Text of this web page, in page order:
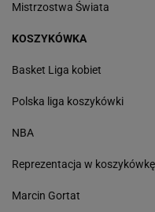
Mistrzostwa Świata
KOSZYKÓWKA
Basket Liga kobiet
Polska liga koszykówki
NBA
Reprezentacja w koszykówkę
Marcin Gortat